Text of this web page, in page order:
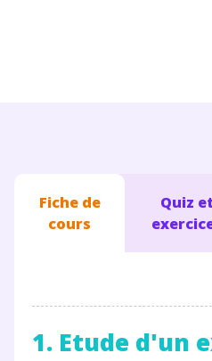
Fiche de
cours
Quiz et
1. Etude d'un